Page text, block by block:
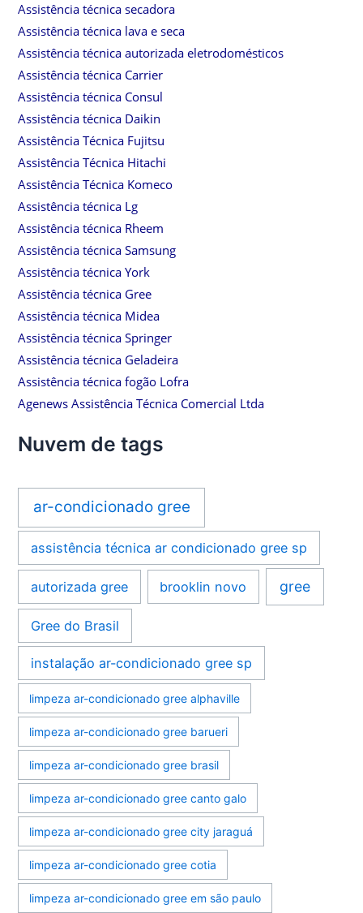
Assistência técnica secadora
Assistência técnica lava e seca
Assistência técnica autorizada eletrodomésticos
Assistência técnica Carrier
Assistência técnica Consul
Assistência técnica Daikin
Assistência Técnica Fujitsu
Assistência Técnica Hitachi
Assistência Técnica Komeco
Assistência técnica Lg
Assistência técnica Rheem
Assistência técnica Samsung
Assistência técnica York
Assistência técnica Gree
Assistência técnica Midea
Assistência técnica Springer
Assistência técnica Geladeira
Assistência técnica fogão Lofra
Agenews Assistência Técnica Comercial Ltda
Nuvem de tags
ar-condicionado gree
assistência técnica ar condicionado gree sp
autorizada gree brooklin novo gree
Gree do Brasil
instalação ar-condicionado gree sp
limpeza ar-condicionado gree alphaville
limpeza ar-condicionado gree barueri
limpeza ar-condicionado gree brasil
limpeza ar-condicionado gree canto galo
limpeza ar-condicionado gree city jaraguá
limpeza ar-condicionado gree cotia
limpeza ar-condicionado gree em são paulo